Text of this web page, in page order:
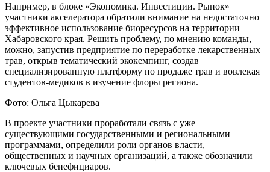
Например, в блоке «Экономика. Инвестиции. Рынок»
участники акселератора обратили внимание на недостаточно
эффективное использование биоресурсов на территории
Хабаровского края. Решить проблему, по мнению команды,
можно, запустив предприятие по переработке лекарственных
трав, открыв тематический экокемпинг, создав
специализированную платформу по продаже трав и вовлекая
студентов-медиков в изучение флоры региона.
Фото: Ольга Цыкарева
В проекте участники проработали связь с уже
существующими государственными и региональными
программами, определили роли органов власти,
общественных и научных организаций, а также обозначили
ключевых бенефициаров.